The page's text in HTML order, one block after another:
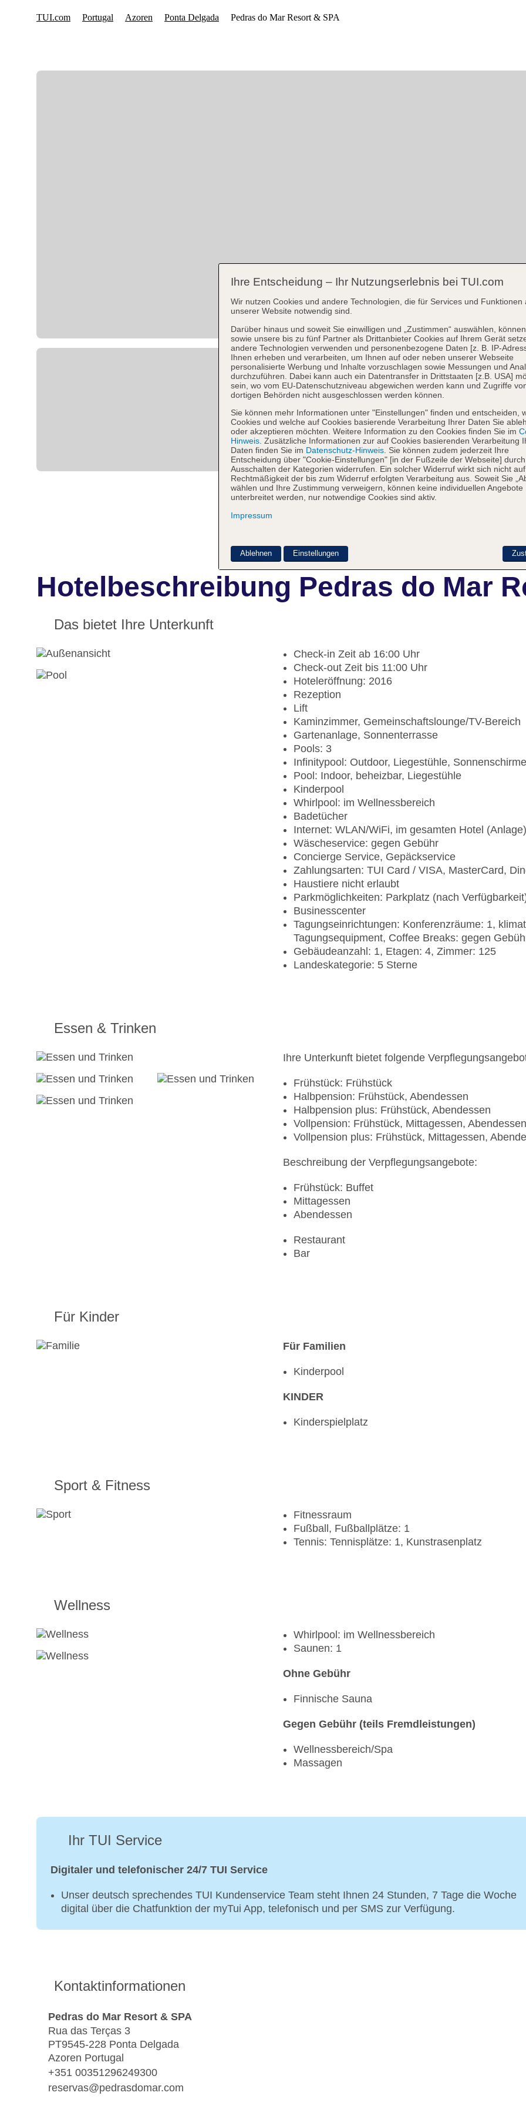
Hotelbeschreibung Pedras do Mar
Das bietet Ihre Unterkunft
Check-in Zeit ab 16:00 Uhr
Check-out Zeit bis 11:00 Uhr
Hoteleröffnung: 2016
Rezeption
Lift
Kaminzimmer, Gemeinschaftslounge/TV-Bereich
Gartenanlage, Sonnenterrasse
Pools: 3
Infinitypool: Outdoor, Liegestühle, Sonnenschirme
Pool: Indoor, beheizbar, Liegestühle
Kinderpool
Whirlpool: im Wellnessbereich
Badetücher
Internet: WLAN/WiFi, im gesamten Hotel (Anlage)
Wäscheservice: gegen Gebühr
Concierge Service, Gepäckservice
Zahlungsarten: TUI Card / VISA, MasterCard,
Haustiere nicht erlaubt
Parkmöglichkeiten: Parkplatz (nach
Businesscenter
Tagungseinrichtungen: Konferenzräume: 1,
Tagungsequipment, Coffee Breaks: gegen
Gebäudeanzahl: 1, Etagen: 4, Zimmer: 125
Landeskategorie: 5 Sterne
Essen & Trinken
Ihre Unterkunft bietet folgende
Frühstück: Frühstück
Halbpension: Frühstück, Abendessen
Halbpension plus: Frühstück, Abendessen
Vollpension: Frühstück, Mittagessen, Abendessen
Vollpension plus: Frühstück, Mittagessen,
Beschreibung der Verpflegungsangebote:
Frühstück: Buffet
Mittagessen
Abendessen
Restaurant
Bar
Für Kinder
Für Familien
Kinderpool
KINDER
Kinderspielplatz
Sport & Fitness
Fitnessraum
Fußball, Fußballplätze: 1
Tennis: Tennisplätze: 1, Kunstrasenplatz
Wellness
Whirlpool: im Wellnessbereich
Saunen: 1
Ohne Gebühr
Finnische Sauna
Gegen Gebühr (teils Fremdleistungen)
Wellnessbereich/Spa
Massagen
Ihr TUI Service
Digitaler und telefonischer 24/7 TUI Service
Unser deutsch sprechendes TUI Kundenservice Team steht Ihnen 24 Stunden, 7 Tage die Woche
digital über die Chatfunktion der myTui App, telefonisch und per SMS zur Verfügung.
Kontaktinformationen
Pedras do Mar Resort & SPA
Rua das Terças 3
PT9545-228 Ponta Delgada
Azoren Portugal
+351 00351296249300
reservas@pedrasdomar.com
Ihre Entscheidung – Ihr Nutzungserlebnis bei TUI.com
Wir nutzen Cookies und andere Technologien, die für Services und Funktionen
unserer Website notwendig sind.
Darüber hinaus und soweit Sie einwilligen und „Zustimmen“ auswählen,
sowie unsere bis zu fünf Partner als Drittanbieter Cookies auf Ihrem Gerät
andere Technologien verwenden und personenbezogene Daten [z. B. IP-
Ihnen erheben und verarbeiten, um Ihnen auf oder neben unserer Webseite
personalisierte Werbung und Inhalte vorzuschlagen sowie Messungen und
durchzuführen. Dabei kann auch ein Datentransfer in Drittstaaten [z.B. USA]
sein, wo vom EU-Datenschutzniveau abgewichen werden kann und Zugriffe
dortigen Behörden nicht ausgeschlossen werden können.
Sie können mehr Informationen unter "Einstellungen" finden und entscheiden,
Cookies und welche auf Cookies basierende Verarbeitung Ihrer Daten Sie
oder akzeptieren möchten. Weitere Information zu den Cookies finden Sie im
Hinweis . Zusätzliche Informationen zur auf Cookies basierenden Verarbeitung
Daten finden Sie im Datenschutz-Hinweis . Sie können zudem jederzeit Ihre
Entscheidung über "Cookie-Einstellungen" [in der Fußzeile der Webseite] durch
Ausschalten der Kategorien widerrufen. Ein solcher Widerruf wirkt sich nicht
Rechtmäßigkeit der bis zum Widerruf erfolgten Verarbeitung aus. Soweit Sie
wählen und Ihre Zustimmung verweigern, können keine individuellen Angebote
unterbreitet werden, nur notwendige Cookies sind aktiv.
Impressum
Ablehnen Einstellungen